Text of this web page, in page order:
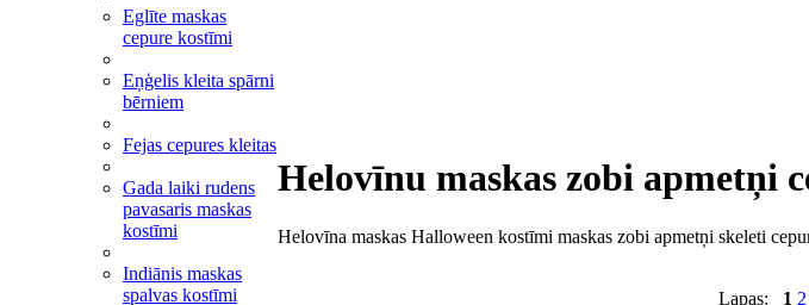
Eglīte maskas
cepure kostīmi
Eņģelis kleita spārni
bērniem
Fejas cepures kleitas
Gada laiki rudens
pavasaris maskas
kostīmi
Indiānis maskas
spalvas kostīmi
Helovīnu maskas zobi apmetņi
Helovīna maskas Halloween kostīmi maskas zobi apmetņi skeleti
Lapas: 1 2